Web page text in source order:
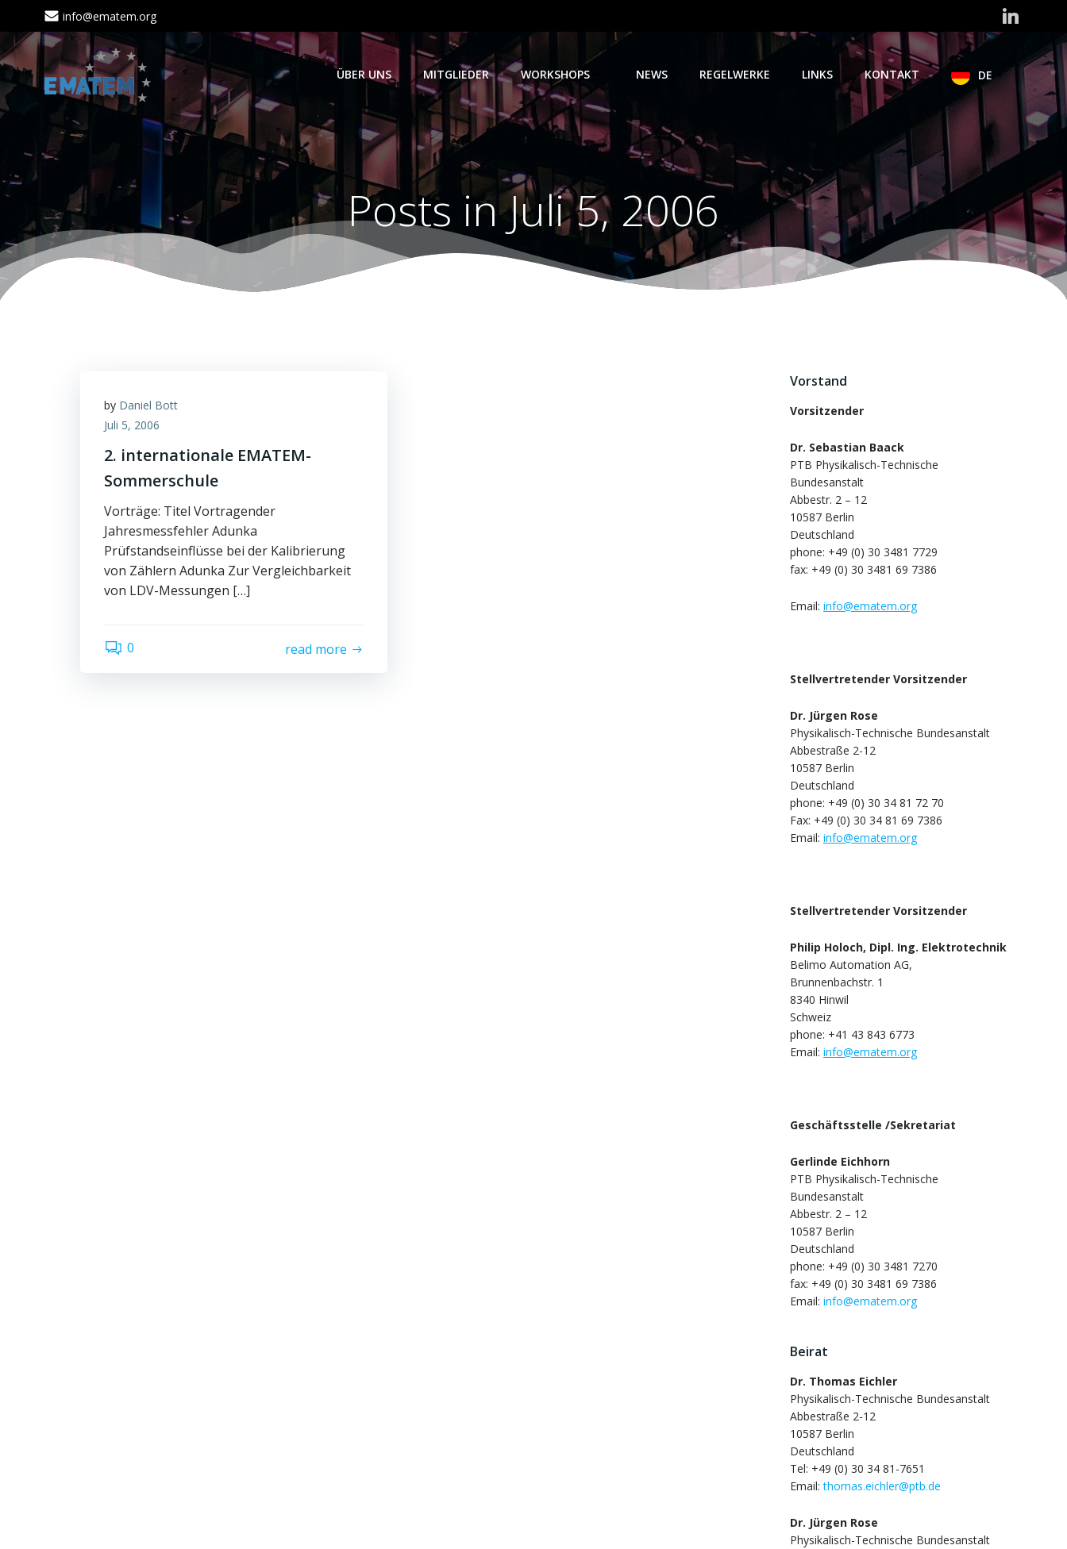
Inhalt
springen
info@ematem.org
ÜBER UNS MITGLIEDER WORKSHOPS NEWS REGELWERKE LINKS KONTAKT DE
Posts in Juli 5, 2006
by Daniel Bott
Juli 5, 2006
2. internationale EMATEM-
Sommerschule
Vorträge: Titel Vortragender
Jahresmessfehler Adunka
Prüfstandseinflüsse bei der Kalibrierung
von Zählern Adunka Zur Vergleichbarkeit
von LDV-Messungen […]
0 read more
Vorstand
Vorsitzender
Dr. Sebastian Baack
PTB Physikalisch-Technische
Bundesanstalt
Abbestr. 2 – 12
10587 Berlin
Deutschland
phone: +49 (0) 30 3481 7729
fax: +49 (0) 30 3481 69 7386
Email: info@ematem.org
Stellvertretender Vorsitzender
Dr. Jürgen Rose
Physikalisch-Technische Bundesanstalt
Abbestraße 2-12
10587 Berlin
Deutschland
phone: +49 (0) 30 34 81 72 70
Fax: +49 (0) 30 34 81 69 7386
Email: info@ematem.org
Stellvertretender Vorsitzender
Philip Holoch, Dipl. Ing. Elektrotechnik
Belimo Automation AG,
Brunnenbachstr. 1
8340 Hinwil
Schweiz
phone: +41 43 843 6773
Email: info@ematem.org
Geschäftsstelle /Sekretariat
Gerlinde Eichhorn
PTB Physikalisch-Technische
Bundesanstalt
Abbestr. 2 – 12
10587 Berlin
Deutschland
phone: +49 (0) 30 3481 7270
fax: +49 (0) 30 3481 69 7386
Email: info@ematem.org
Beirat
Dr. Thomas Eichler
Physikalisch-Technische Bundesanstalt
Abbestraße 2-12
10587 Berlin
Deutschland
Tel: +49 (0) 30 34 81-7651
Email:thomas.eichler@ptb.de
Dr. Jürgen Rose
Physikalisch-Technische Bundesanstalt